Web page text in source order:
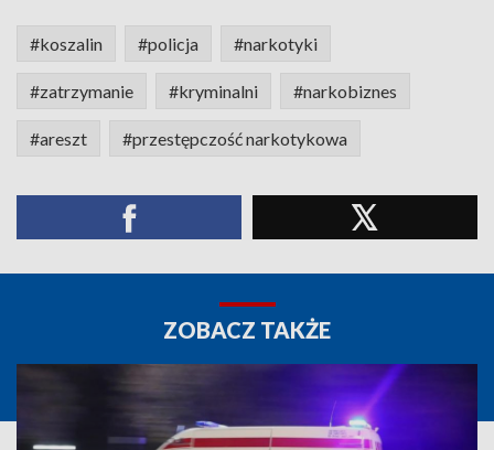
#koszalin #policja #narkotyki
#zatrzymanie #kryminalni #narkobiznes
#areszt #przestępczość narkotykowa
ZOBACZ TAKŻE